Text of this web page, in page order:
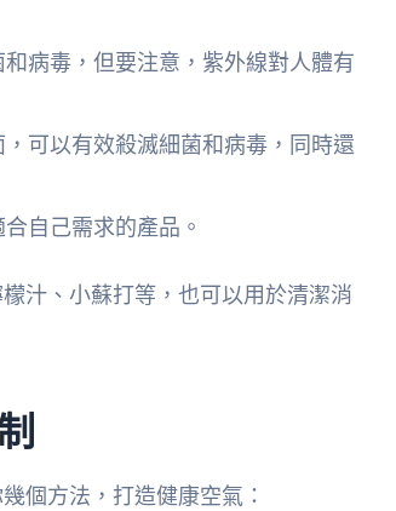
病毒，但要注意，紫外線對人體有
可以有效殺滅細菌和病毒，同時還
自己需求的產品。
汁、小蘇打等，也可以用於清潔消
個方法，打造健康空氣：